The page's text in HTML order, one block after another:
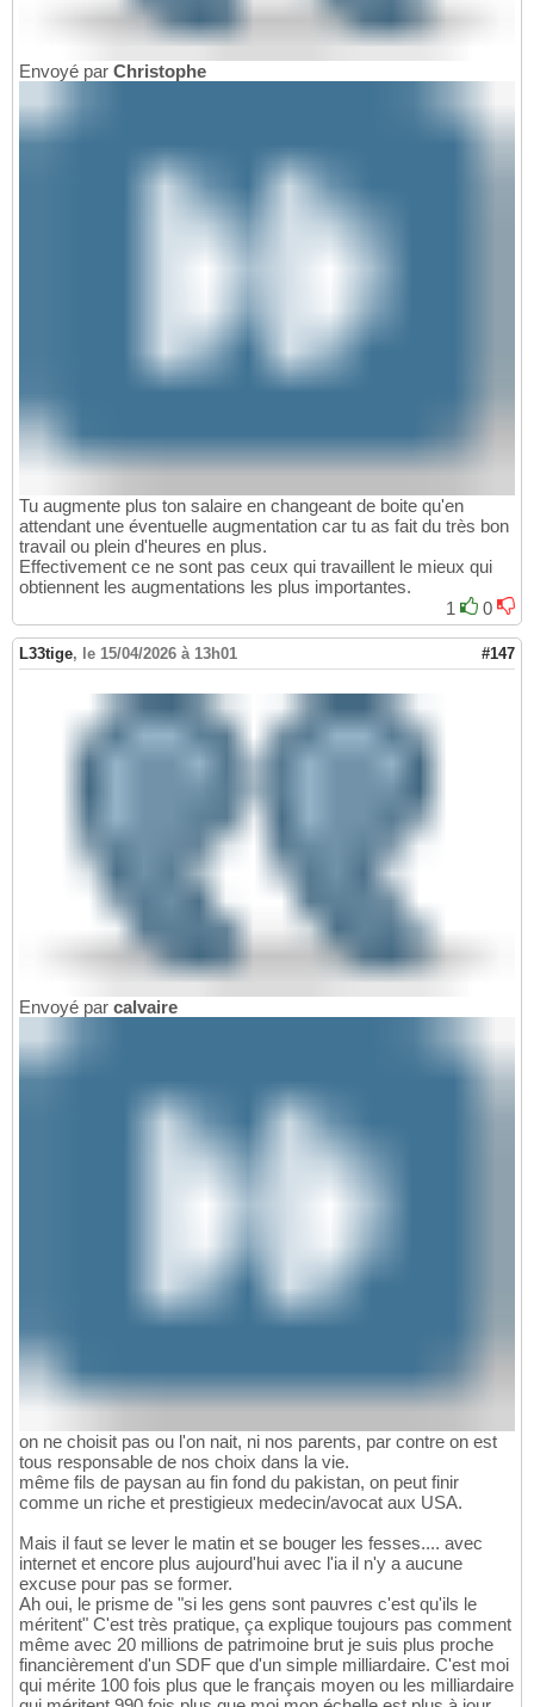
Envoyé par Christophe
Tu augmente plus ton salaire en changeant de boite qu'en
attendant une éventuelle augmentation car tu as fait du très bon
travail ou plein d'heures en plus.
Effectivement ce ne sont pas ceux qui travaillent le mieux qui
obtiennent les augmentations les plus importantes.
1
0
L33tige, le 15/04/2026 à 13h01 #147
Envoyé par calvaire
on ne choisit pas ou l'on nait, ni nos parents, par contre on est
tous responsable de nos choix dans la vie.
même fils de paysan au fin fond du pakistan, on peut finir
comme un riche et prestigieux medecin/avocat aux USA.
Mais il faut se lever le matin et se bouger les fesses.... avec
internet et encore plus aujourd'hui avec l'ia il n'y a aucune
excuse pour pas se former.
Ah oui, le prisme de "si les gens sont pauvres c'est qu'ils le
méritent" C'est très pratique, ça explique toujours pas comment
même avec 20 millions de patrimoine brut je suis plus proche
financièrement d'un SDF que d'un simple milliardaire. C'est moi
qui mérite 100 fois plus que le français moyen ou les milliardaire